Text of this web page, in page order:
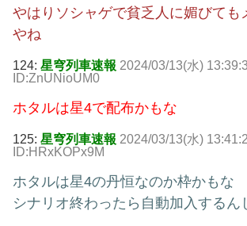
やはりソシャゲで貧乏人に媚びても
やね
124: 星穹列車速報 2024/03/13(水)
ID:ZnUNioUM0
ホタルは星4で配布かもな
125: 星穹列車速報 2024/03/13(水)
ID:HRxKOPx9M
ホタルは星4の丹恒なのか枠かもな
シナリオ終わったら自動加入するん